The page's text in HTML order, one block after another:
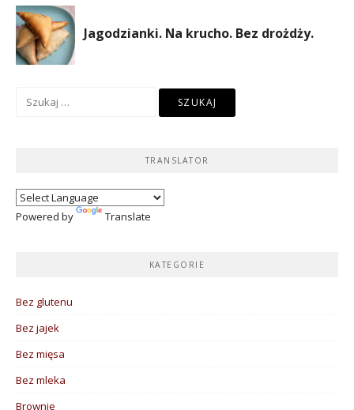
Szukaj:
TRANSLATOR
Powered by Translate
KATEGORIE
Bez glutenu
Bez jajek
Bez mięsa
Bez mleka
Brownie